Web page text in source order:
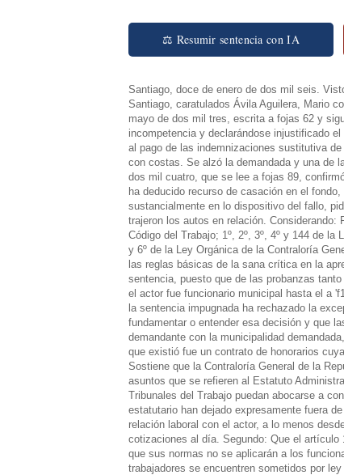
⚖ Resumir sentencia con IA
Santiago, doce de enero de dos mil seis.
Santiago, caratulados Ávila Aguilera, Mario
mayo de dos mil tres, escrita a fojas 62 y
incompetencia y declarándose injustificado
al pago de las indemnizaciones sustitutiva
con costas. Se alzó la demandada y una de
dos mil cuatro, que se lee a fojas 89,
ha deducido recurso de casación en el
sustancialmente en lo dispositivo del fallo,
trajeron los autos en relación.
Código del Trabajo; 1º, 2º, 3º, 4º y 144 de
y 6º de la Ley Orgánica de la Contraloría
las reglas básicas de la sana crítica en la
sentencia, puesto que de las probanzas
el actor fue funcionario municipal hasta el a
la sentencia impugnada ha rechazado la
fundamentar o entender esa decisión y que
demandante con la municipalidad
que existió fue un contrato de honorarios
Sostiene que la Contraloría General de la
asuntos que se refieren al Estatuto
Tribunales del Trabajo puedan abocarse a
estatutario han dejado expresamente fuera
relación laboral con el actor, a lo menos
cotizaciones al día. Segundo: Que el artículo
que sus normas no se aplicarán a los
trabajadores se encuentren sometidos por